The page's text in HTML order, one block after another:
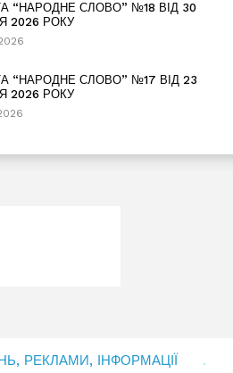
“НАРОДНЕ СЛОВО” №18 ВІД 30
2026 РОКУ
“НАРОДНЕ СЛОВО” №17 ВІД 23
2026 РОКУ
РЕКЛАМИ, ІНФОРМАЦІЇ